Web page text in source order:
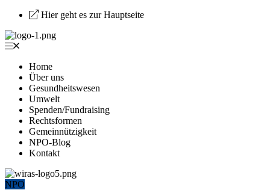
Hier geht es zur Hauptseite
Home
Über uns
Gesundheitswesen
Umwelt
Spenden/Fundraising
Rechtsformen
Gemeinnützigkeit
NPO-Blog
Kontakt
NPO